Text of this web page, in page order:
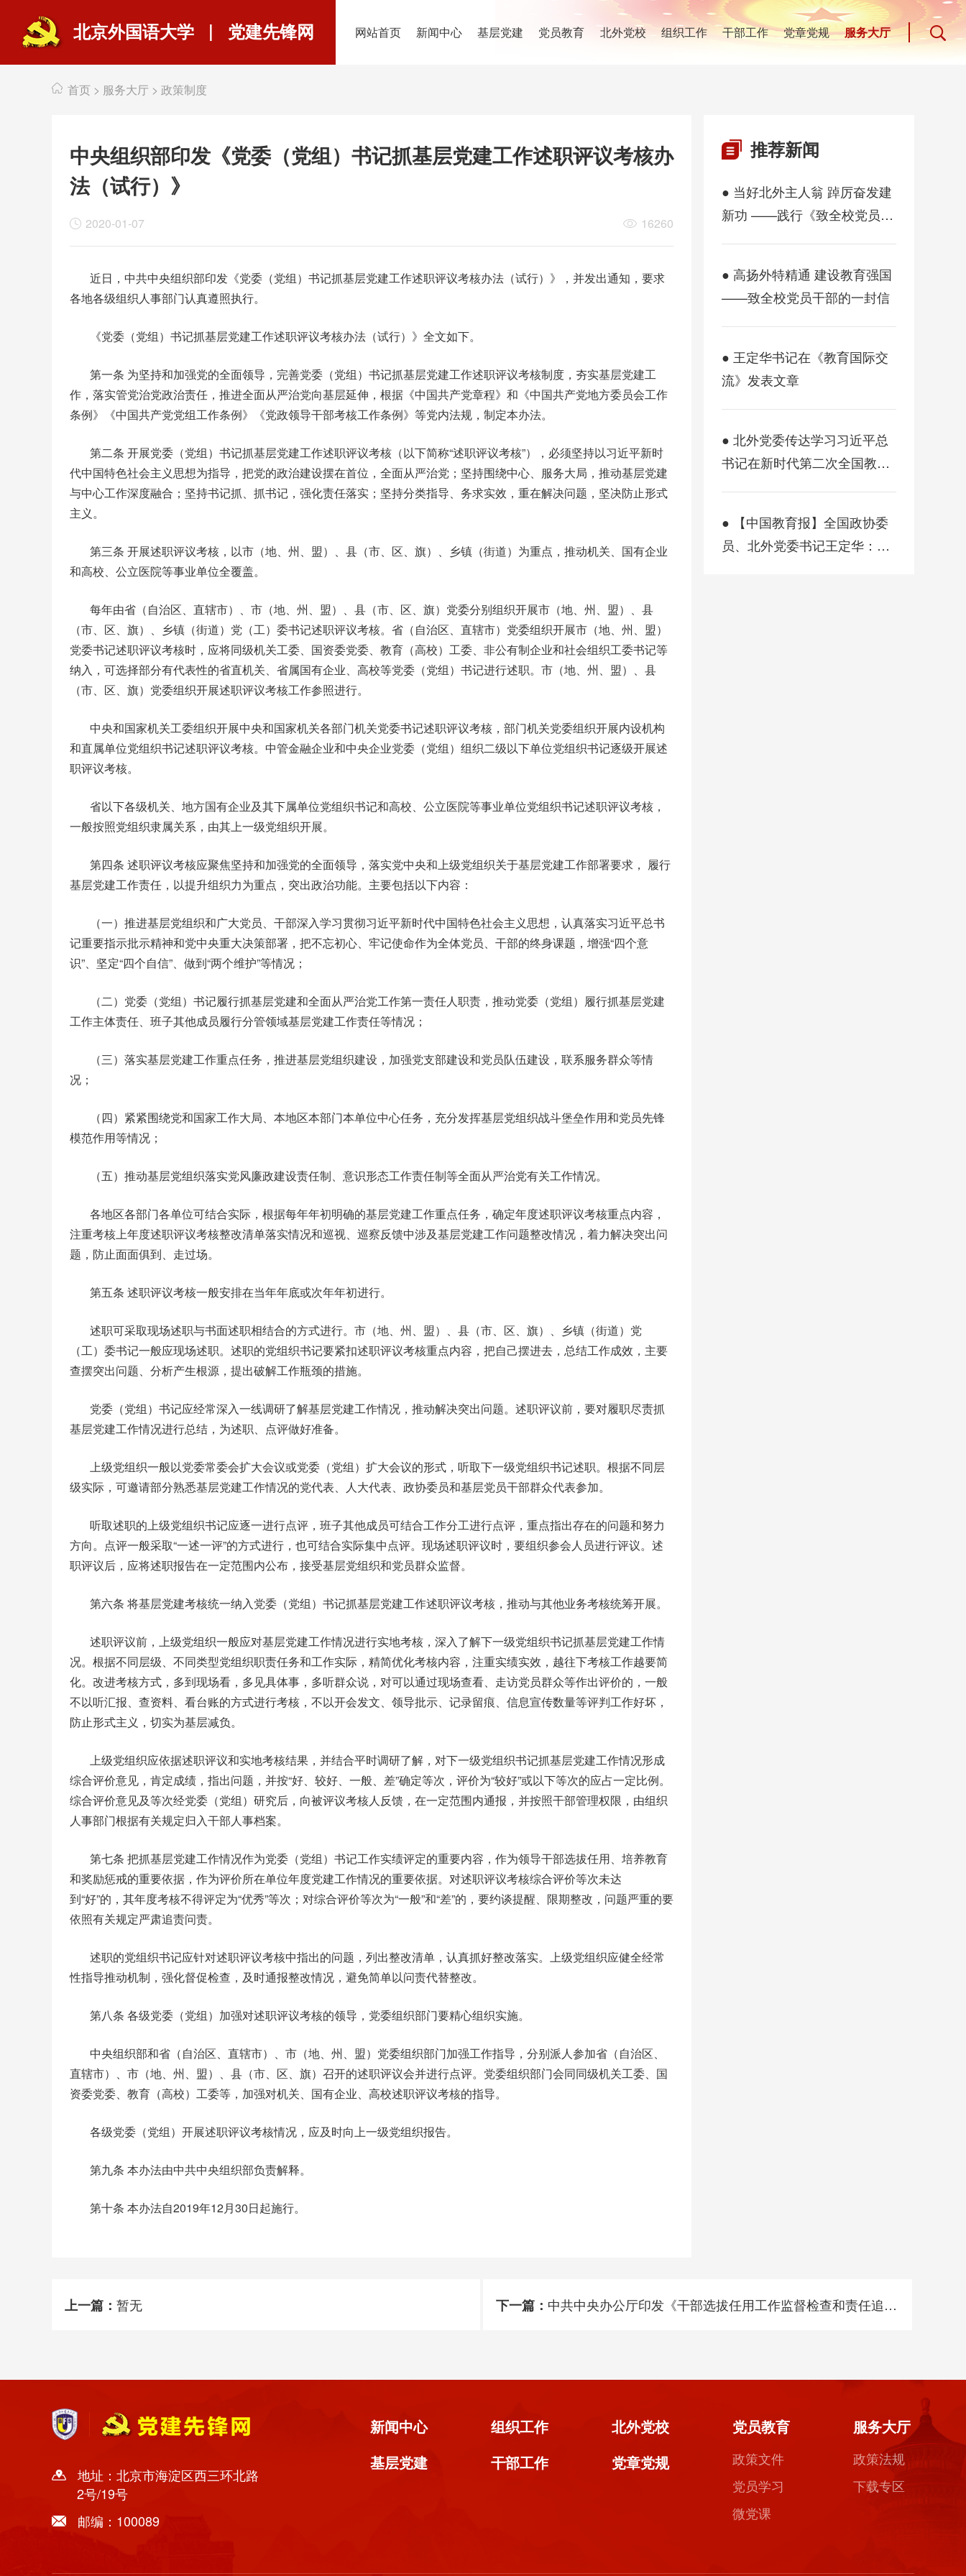
北京外国语大学 | 党建先锋网 网站首页 新闻中心 基层党建 党员教育 北外党校 组织工作 干部工作 党章党规 服务大厅
首页 > 服务大厅 > 政策制度
中央组织部印发《党委（党组）书记抓基层党建工作述职评议考核办
法（试行）》
2020-01-07 16260
近日，中共中央组织部印发《党委（党组）书记抓基层党建工作述职评议考核办法（试行）》，并发出通知，要求
各地各级组织人事部门认真遵照执行。
《党委（党组）书记抓基层党建工作述职评议考核办法（试行）》全文如下。
第一条 为坚持和加强党的全面领导，完善党委（党组）书记抓基层党建工作述职评议考核制度，夯实基层党建工
作，落实管党治党政治责任，推进全面从严治党向基层延伸，根据《中国共产党章程》和《中国共产党地方委员会工作
条例》《中国共产党党组工作条例》《党政领导干部考核工作条例》等党内法规，制定本办法。
第二条 开展党委（党组）书记抓基层党建工作述职评议考核（以下简称“述职评议考核”），必须坚持以习近平新时
代中国特色社会主义思想为指导，把党的政治建设摆在首位，全面从严治党；坚持围绕中心、服务大局，推动基层党建
与中心工作深度融合；坚持书记抓、抓书记，强化责任落实；坚持分类指导、务求实效，重在解决问题，坚决防止形式
主义。
第三条 开展述职评议考核，以市（地、州、盟）、县（市、区、旗）、乡镇（街道）为重点，推动机关、国有企业
和高校、公立医院等事业单位全覆盖。
每年由省（自治区、直辖市）、市（地、州、盟）、县（市、区、旗）党委分别组织开展市（地、州、盟）、县
（市、区、旗）、乡镇（街道）党（工）委书记述职评议考核。省（自治区、直辖市）党委组织开展市（地、州、盟）
党委书记述职评议考核时，应将同级机关工委、国资委党委、教育（高校）工委、非公有制企业和社会组织工委书记等
纳入，可选择部分有代表性的省直机关、省属国有企业、高校等党委（党组）书记进行述职。市（地、州、盟）、县
（市、区、旗）党委组织开展述职评议考核工作参照进行。
中央和国家机关工委组织开展中央和国家机关各部门机关党委书记述职评议考核，部门机关党委组织开展内设机构
和直属单位党组织书记述职评议考核。中管金融企业和中央企业党委（党组）组织二级以下单位党组织书记逐级开展述
职评议考核。
省以下各级机关、地方国有企业及其下属单位党组织书记和高校、公立医院等事业单位党组织书记述职评议考核，
一般按照党组织隶属关系，由其上一级党组织开展。
第四条 述职评议考核应聚焦坚持和加强党的全面领导，落实党中央和上级党组织关于基层党建工作部署要求， 履行
基层党建工作责任，以提升组织力为重点，突出政治功能。主要包括以下内容：
（一）推进基层党组织和广大党员、干部深入学习贯彻习近平新时代中国特色社会主义思想，认真落实习近平总书
记重要指示批示精神和党中央重大决策部署，把不忘初心、牢记使命作为全体党员、干部的终身课题，增强“四个意
识”、坚定“四个自信”、做到“两个维护”等情况；
（二）党委（党组）书记履行抓基层党建和全面从严治党工作第一责任人职责，推动党委（党组）履行抓基层党建
工作主体责任、班子其他成员履行分管领域基层党建工作责任等情况；
（三）落实基层党建工作重点任务，推进基层党组织建设，加强党支部建设和党员队伍建设，联系服务群众等情
况；
（四）紧紧围绕党和国家工作大局、本地区本部门本单位中心任务，充分发挥基层党组织战斗堡垒作用和党员先锋
模范作用等情况；
（五）推动基层党组织落实党风廉政建设责任制、意识形态工作责任制等全面从严治党有关工作情况。
各地区各部门各单位可结合实际，根据每年年初明确的基层党建工作重点任务，确定年度述职评议考核重点内容，
注重考核上年度述职评议考核整改清单落实情况和巡视、巡察反馈中涉及基层党建工作问题整改情况，着力解决突出问
题，防止面面俱到、走过场。
第五条 述职评议考核一般安排在当年年底或次年年初进行。
述职可采取现场述职与书面述职相结合的方式进行。市（地、州、盟）、县（市、区、旗）、乡镇（街道）党
（工）委书记一般应现场述职。述职的党组织书记要紧扣述职评议考核重点内容，把自己摆进去，总结工作成效，主要
查摆突出问题、分析产生根源，提出破解工作瓶颈的措施。
党委（党组）书记应经常深入一线调研了解基层党建工作情况，推动解决突出问题。述职评议前，要对履职尽责抓
基层党建工作情况进行总结，为述职、点评做好准备。
上级党组织一般以党委常委会扩大会议或党委（党组）扩大会议的形式，听取下一级党组织书记述职。根据不同层
级实际，可邀请部分熟悉基层党建工作情况的党代表、人大代表、政协委员和基层党员干部群众代表参加。
听取述职的上级党组织书记应逐一进行点评，班子其他成员可结合工作分工进行点评，重点指出存在的问题和努力
方向。点评一般采取“一述一评”的方式进行，也可结合实际集中点评。现场述职评议时，要组织参会人员进行评议。述
职评议后，应将述职报告在一定范围内公布，接受基层党组织和党员群众监督。
第六条 将基层党建考核统一纳入党委（党组）书记抓基层党建工作述职评议考核，推动与其他业务考核统筹开展。
述职评议前，上级党组织一般应对基层党建工作情况进行实地考核，深入了解下一级党组织书记抓基层党建工作情
况。根据不同层级、不同类型党组织职责任务和工作实际，精简优化考核内容，注重实绩实效，越往下考核工作越要简
化。改进考核方式，多到现场看，多见具体事，多听群众说，对可以通过现场查看、走访党员群众等作出评价的，一般
不以听汇报、查资料、看台账的方式进行考核，不以开会发文、领导批示、记录留痕、信息宣传数量等评判工作好坏，
防止形式主义，切实为基层减负。
上级党组织应依据述职评议和实地考核结果，并结合平时调研了解，对下一级党组织书记抓基层党建工作情况形成
综合评价意见，肯定成绩，指出问题，并按“好、较好、一般、差”确定等次，评价为“较好”或以下等次的应占一定比例。
综合评价意见及等次经党委（党组）研究后，向被评议考核人反馈，在一定范围内通报，并按照干部管理权限，由组织
人事部门根据有关规定归入干部人事档案。
第七条 把抓基层党建工作情况作为党委（党组）书记工作实绩评定的重要内容，作为领导干部选拔任用、培养教育
和奖励惩戒的重要依据，作为评价所在单位年度党建工作情况的重要依据。对述职评议考核综合评价等次未达
到“好”的，其年度考核不得评定为“优秀”等次；对综合评价等次为“一般”和“差”的，要约谈提醒、限期整改，问题严重的要
依照有关规定严肃追责问责。
述职的党组织书记应针对述职评议考核中指出的问题，列出整改清单，认真抓好整改落实。上级党组织应健全经常
性指导推动机制，强化督促检查，及时通报整改情况，避免简单以问责代替整改。
第八条 各级党委（党组）加强对述职评议考核的领导，党委组织部门要精心组织实施。
中央组织部和省（自治区、直辖市）、市（地、州、盟）党委组织部门加强工作指导，分别派人参加省（自治区、
直辖市）、市（地、州、盟）、县（市、区、旗）召开的述职评议会并进行点评。党委组织部门会同同级机关工委、国
资委党委、教育（高校）工委等，加强对机关、国有企业、高校述职评议考核的指导。
各级党委（党组）开展述职评议考核情况，应及时向上一级党组织报告。
第九条 本办法由中共中央组织部负责解释。
第十条 本办法自2019年12月30日起施行。
推荐新闻
● 当好北外主人翁 踔厉奋发建
新功 ——践行《致全校党员干
● 高扬外特精通 建设教育强国
——致全校党员干部的一封信
● 王定华书记在《教育国际交
流》发表文章
● 北外党委传达学习习近平总
书记在新时代第二次全国教育
● 【中国教育报】全国政协委
员、北外党委书记王定华：以
上一篇： 暂无 下一篇： 中共中央办公厅印发《干部选拔任用工作监督检查和责任追究办法》
地址：北京市海淀区西三环北路
2号/19号
邮编：100089
新闻中心 组织工作 北外党校 党员教育
政策文件
党员学习
微党课
服务大厅
政策法规
下载专区
基层党建 干部工作 党章党规